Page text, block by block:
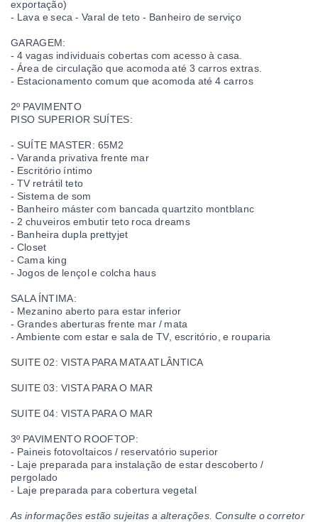
exportação)
- Lava e seca - Varal de teto - Banheiro de serviço
GARAGEM:
- 4 vagas individuais cobertas com acesso à casa.
- Área de circulação que acomoda até 3 carros extras.
- Estacionamento comum que acomoda até 4 carros
2º PAVIMENTO
PISO SUPERIOR SUÍTES:
- SUÍTE MASTER: 65M2
- Varanda privativa frente mar
- Escritório íntimo
- TV retrátil teto
- Sistema de som
- Banheiro máster com bancada quartzito montblanc
- 2 chuveiros embutir teto roca dreams
- Banheira dupla prettyjet
- Closet
- Cama king
- Jogos de lençol e colcha haus
SALA ÍNTIMA:
- Mezanino aberto para estar inferior
- Grandes aberturas frente mar / mata
- Ambiente com estar e sala de TV, escritório, e rouparia
SUITE 02: VISTA PARA MATA ATLÂNTICA
SUITE 03: VISTA PARA O MAR
SUITE 04: VISTA PARA O MAR
3º PAVIMENTO ROOFTOP:
- Paineis fotovoltaicos / reservatório superior
- Laje preparada para instalação de estar descoberto /
pergolado
- Laje preparada para cobertura vegetal
As informações estão sujeitas a alterações. Consulte o corretor